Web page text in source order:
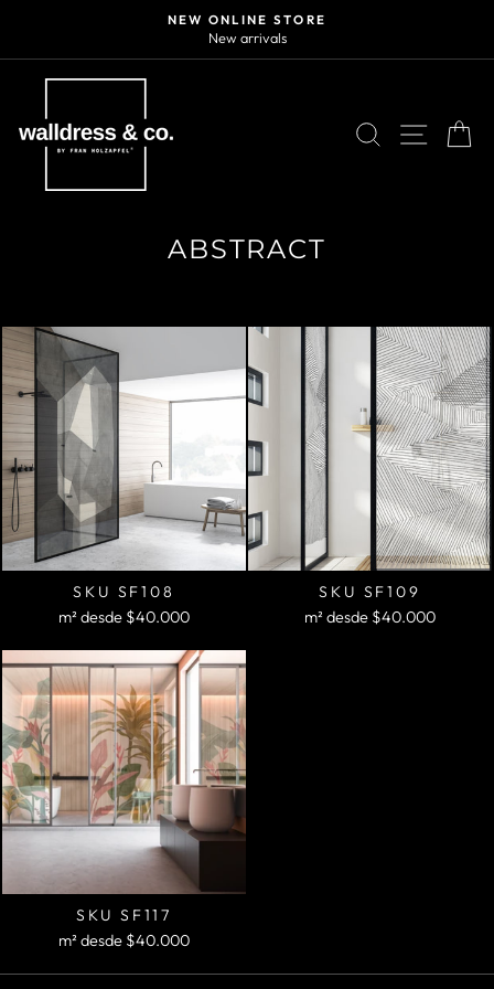
content
Pause
NEW ONLINE STORE
New arrivals
SEARCHSITE
ABSTRACT
SKU SF108
m²desde $40.000
SKU SF109
m²desde $40.000
SKU SF117
m²desde $40.000